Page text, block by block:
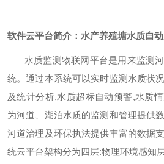
软件云平台简介 ： 水产养殖塘水质自
水质监测物联网平台是用来监测
统。通过本系统可以实时监测水质状
及统计分析,水质超标自动预警,水质
为河道、湖泊水质的监测和管理提供
河道治理及环保执法提供丰富的数据
统云平台架构分为四层:物理环境感知